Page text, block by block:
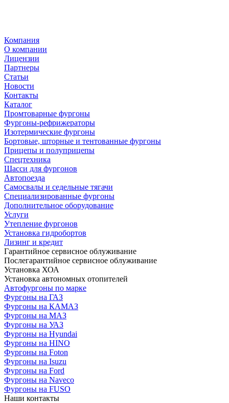
Компания
О компании
Лицензии
Партнеры
Статьи
Новости
Контакты
Каталог
Промтоварные фургоны
Фургоны-рефрижераторы
Изотермические фургоны
Бортовые, шторные и тентованные фургоны
Прицепы и полуприцепы
Спецтехника
Шасси для фургонов
Автопоезда
Самосвалы и седельные тягачи
Специализированные фургоны
Дополнительное оборудование
Услуги
Утепление фургонов
Установка гидробортов
Лизинг и кредит
Гарантийное сервисное облуживание
Послегарантийное сервисное облуживание
Установка ХОА
Установка автономных отопителей
Автофургоны по марке
Фургоны на ГАЗ
Фургоны на КАМАЗ
Фургоны на МАЗ
Фургоны на УАЗ
Фургоны на Hyundai
Фургоны на HINO
Фургоны на Foton
Фургоны на Isuzu
Фургоны на Ford
Фургоны на Naveco
Фургоны на FUSO
Наши контакты